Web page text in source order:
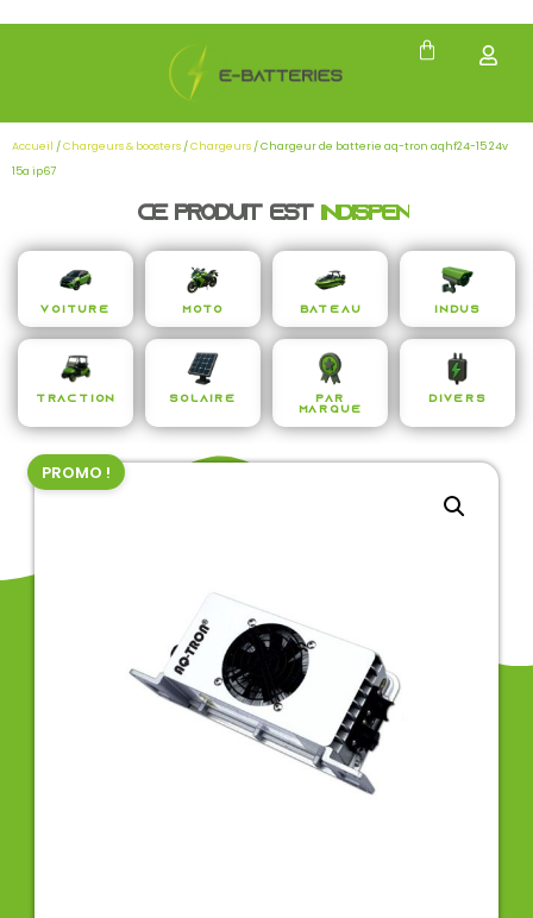
Accueil /Chargeurs & boosters /Chargeurs / Chargeur de batterie aq-tron aqhf24-15 24v
15a ip67
Ce produit estin dispensa
Voiture Moto Bateau Indus
Traction Solaire
Par
Marque
Divers
PROMO !